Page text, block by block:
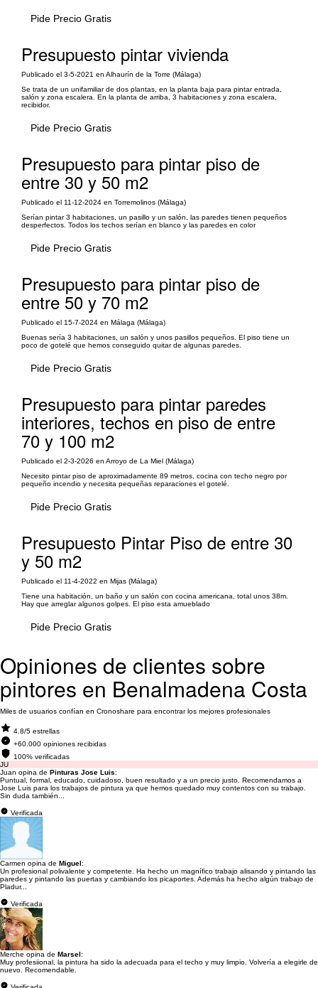
Pide Precio Gratis
Presupuesto pintar vivienda
Publicado el 3-5-2021 en Alhaurín de la Torre (Málaga)
Se trata de un unifamiliar de dos plantas, en la planta baja para pintar entrada,
salón y zona escalera. En la planta de arriba, 3 habitaciones y zona escalera,
recibidor.
Pide Precio Gratis
Presupuesto para pintar piso de
entre 30 y 50 m2
Publicado el 11-12-2024 en Torremolinos (Málaga)
Serían pintar 3 habitaciones, un pasillo y un salón, las paredes tienen pequeños
desperfectos. Todos los techos serían en blanco y las paredes en color
Pide Precio Gratis
Presupuesto para pintar piso de
entre 50 y 70 m2
Publicado el 15-7-2024 en Málaga (Málaga)
Buenas sería 3 habitaciones, un salón y unos pasillos pequeños. El piso tiene un
poco de gotelé que hemos conseguido quitar de algunas paredes.
Pide Precio Gratis
Presupuesto para pintar paredes
interiores, techos en piso de entre
70 y 100 m2
Publicado el 2-3-2026 en Arroyo de La Miel (Málaga)
Necesito pintar piso de aproximadamente 89 metros, cocina con techo negro por
pequeño incendio y necesita pequeñas reparaciones el gotelé.
Pide Precio Gratis
Presupuesto Pintar Piso de entre 30
y 50 m2
Publicado el 11-4-2022 en Mijas (Málaga)
Tiene una habitación, un baño y un salón con cocina americana, total unos 38m.
Hay que arreglar algunos golpes. El piso esta amueblado
Pide Precio Gratis
Opiniones de clientes sobre
pintores en Benalmadena Costa
Miles de usuarios confían en Cronoshare para encontrar los mejores profesionales
4.8/5 estrellas
+60.000 opiniones recibidas
100% verificadas
JU
Juan opina de Pinturas Jose Luis:
Puntual, formal, educado, cuidadoso, buen resultado y a un precio justo. Recomendamos a
Jose Luis para los trabajos de pintura ya que hemos quedado muy contentos con su trabajo.
Sin duda también...
Verificada
Carmen opina de Miguel:
Un profesional polivalente y competente. Ha hecho un magnífico trabajo alisando y pintando las
paredes y pintando las puertas y cambiando los picaportes. Además ha hecho algún trabajo de
Pladur...
Verificada
Merche opina de Marsel:
Muy profesiional, la pintura ha sido la adecuada para el techo y muy limpio. Volvería a elegirle de
nuevo. Recomendable.